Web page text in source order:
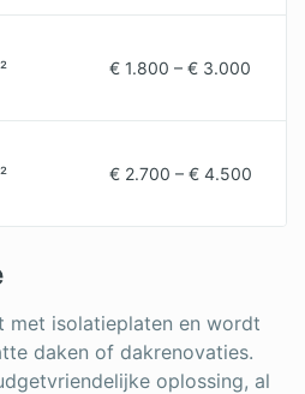
€ 1.800 – € 3.000
€ 2.700 – € 4.500
met isolatieplaten en wordt
daken of dakrenovaties.
oplossing, al